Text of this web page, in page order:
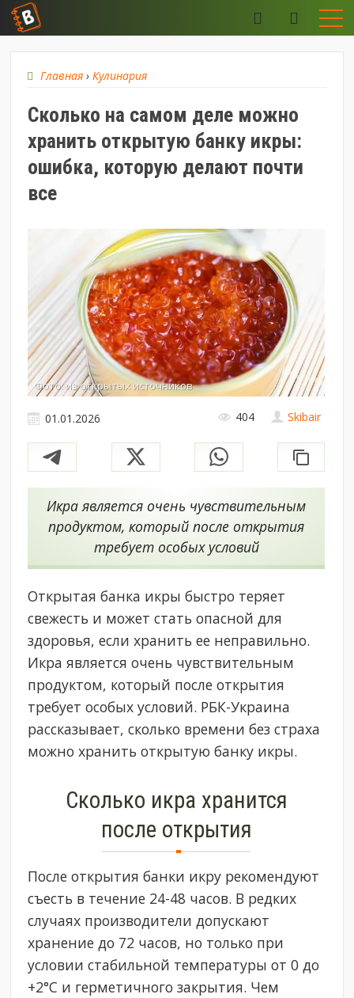
Главная ›Кулинария
Сколько на самом деле можно
хранить открытую банку икры:
ошибка, которую делают почти
все
Фото: из открытых источников
Skibair
01.01.2026 404
Икра является очень чувствительным
продуктом, который после открытия
требует особых условий
Открытая банка икры быстро теряет
свежесть и может стать опасной для
здоровья, если хранить ее неправильно.
Икра является очень чувствительным
продуктом, который после открытия
требует особых условий. РБК-Украина
рассказывает, сколько времени без страха
можно хранить открытую банку икры.
Сколько икра хранится
после открытия
После открытия банки икру рекомендуют
съесть в течение 24-48 часов. В редких
случаях производители допускают
хранение до 72 часов, но только при
условии стабильной температуры от 0 до
+2°C и герметичного закрытия. Чем